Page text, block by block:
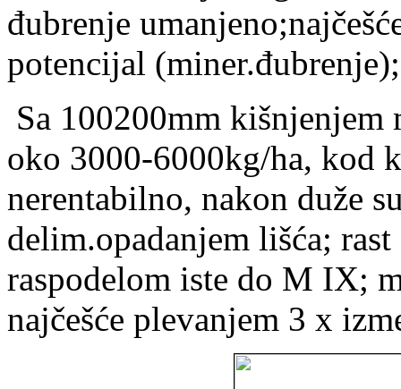
đubrenje
potencijal (miner.đubrenje);
Sa 100200mm kišnjenjem
oko 3000-6000kg/ha, kod
nerentabilno, nakon duže
delim.opadanjem lišća;
raspodelom iste do M IX;
najčešće plevanjem 3 x